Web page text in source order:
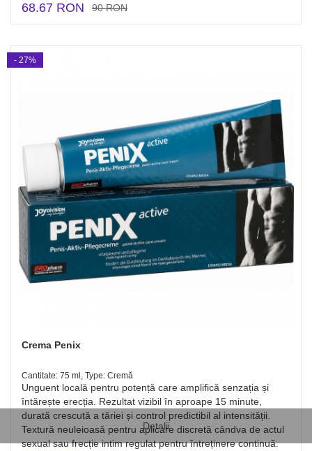
68.67 RON 90 RON
Detalii
Crema Penix
Cantitate: 75 ml, Type: Cremă
Unguent locală pentru potență care amplifică senzația și
întărește erecția. Rezultat vizibil în aproape 15 minute,
durată crescută a tăriei și control predictibil al intensității.
Textură neuleioasă pentru aplicare discretă cândva de actul
sexual sau frecție intim regulat pentru întreținere continuă.
- 27%